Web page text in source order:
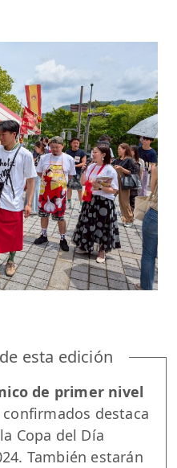
esta edición
de primer nivel
destaca
Copa del Día
También estarán